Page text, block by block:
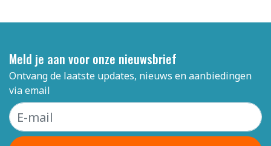
Meld je aan voor onze nieuwsbrief
Ontvang de laatste updates, nieuws en aanbiedingen
via email